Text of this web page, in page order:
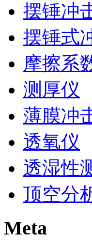
摆锤冲
摆锤式
摩擦系
测厚仪
薄膜冲
透氧仪
透湿性
顶空分
Meta